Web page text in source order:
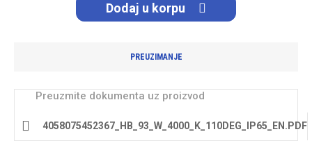
Dodaj u korpu
PREUZIMANJE
Preuzmite dokumenta uz proizvod
4058075452367_HB_93_W_4000_K_110DEG_IP65_EN.PDF